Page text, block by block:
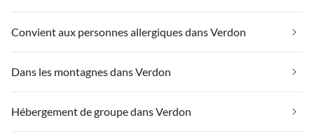
Convient aux personnes allergiques dans Verdon
Dans les montagnes dans Verdon
Hébergement de groupe dans Verdon